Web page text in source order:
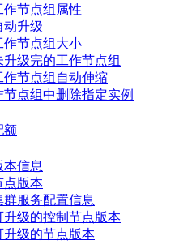
作节点组属性
动升级
作节点组大小
升级完的工作节点组
作节点组自动伸缩
节点组中删除指定实例
额
本信息
点版本
群服务配置信息
升级的控制节点版本
升级的节点版本